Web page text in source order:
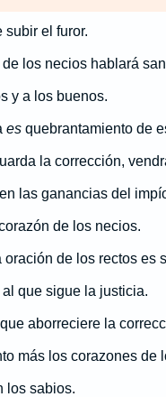
subir el furor.
los necios hablará
y a los buenos.
esquebrantamiento de
la corrección,
las ganancias del
de los necios.
de los rectos es
que sigue la justicia.
aborreciere la
más los corazones de
los sabios.